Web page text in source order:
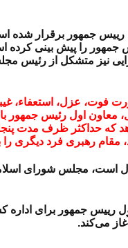
جمهور برقرار شده
نیز‏ متشکل‏ از رئیس‏
فوت‏، عزل‏، استعفاء،
معاون‏ اول‏ رئیس‏ جمهور
حداکثر ظرف‏ مدت‏
مقام‏ رهبری‏ فرد دیگری‏
اول است، مجلس شورای
رییس جمهور برای اداره